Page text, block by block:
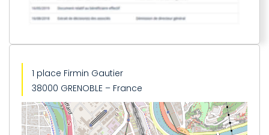
1 place Firmin Gautier
38000 GRENOBLE – France